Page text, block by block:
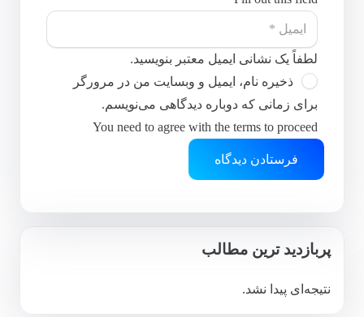
لطفاً یک نشانی ایمیل معتبر بنویسید.
ذخیره نام، ایمیل و وبسایت من در مرورگر
برای زمانی که دوباره دیدگاهی می‌نویسم.
You need to agree with the terms to proceed
فرستادن دیدگاه
پربازدید ترین مطالب
نتیجه‌ای پیدا نشد.